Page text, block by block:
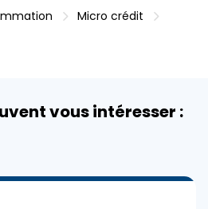
Micro crédit
vous intéresser :